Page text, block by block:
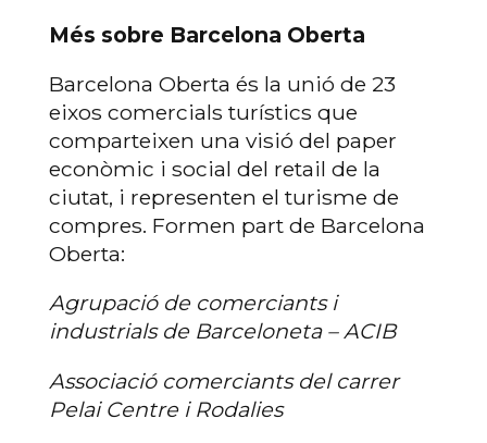
Més sobre Barcelona Oberta
Barcelona Oberta és la unió de 23
eixos comercials turístics que
comparteixen una visió del paper
econòmic i social del retail de la
ciutat, i representen el turisme de
compres. Formen part de Barcelona
Oberta:
Agrupació de comerciants i
industrials de Barceloneta – ACIB
Associació comerciants del carrer
Pelai Centre i Rodalies